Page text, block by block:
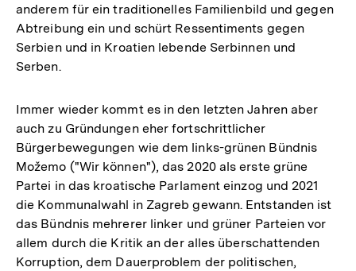
anderem für ein traditionelles Familienbild und gegen
Abtreibung ein und schürt Ressentiments gegen
Serbien und in Kroatien lebende Serbinnen und
Serben.
Immer wieder kommt es in den letzten Jahren aber
auch zu Gründungen eher fortschrittlicher
Bürgerbewegungen wie dem links-grünen Bündnis
Možemo ("Wir können"), das 2020 als erste grüne
Partei in das kroatische Parlament einzog und 2021
die Kommunalwahl in Zagreb gewann. Entstanden ist
das Bündnis mehrerer linker und grüner Parteien vor
allem durch die Kritik an der alles überschattenden
Korruption, dem Dauerproblem der politischen,